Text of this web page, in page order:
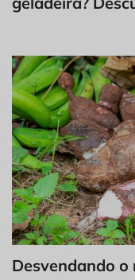
Desvendando o